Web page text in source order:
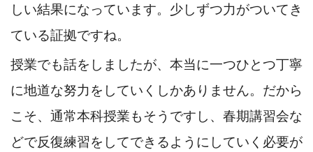
しい結果になっています。少しずつ力がついてき
ている証拠ですね。
授業でも話をしましたが、本当に一つひとつ丁寧
に地道な努力をしていくしかありません。だから
こそ、通常本科授業もそうですし、春期講習会な
どで反復練習をしてできるようにしていく必要が